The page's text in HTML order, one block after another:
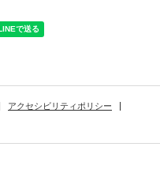
アクセシビリティポリシー